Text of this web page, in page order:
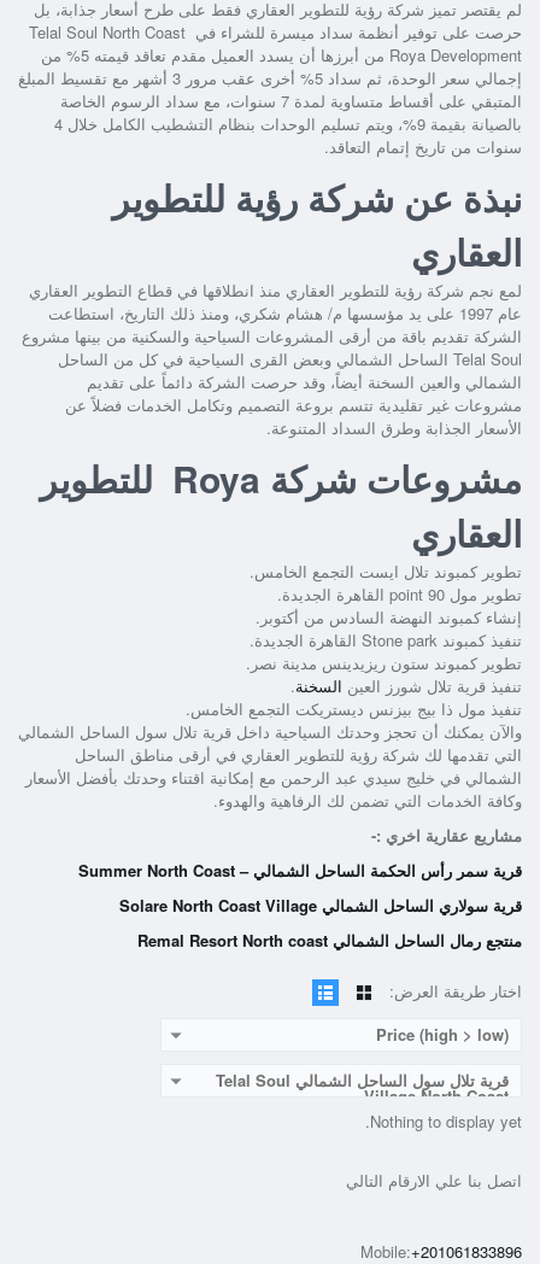
لم يقتصر تميز شركة رؤية للتطوير العقاري فقط على طرح أسعار جذابة، بل
حرصت على توفير أنظمة سداد ميسرة للشراء في Telal Soul North Coast
Roya Development
من أبرزها أن يسدد العميل مقدم تعاقد قيمته 5% من
إجمالي سعر الوحدة، ثم سداد 5% أخرى عقب مرور 3 أشهر مع تقسيط المبلغ
المتبقي على أقساط متساوية لمدة 7 سنوات، مع سداد الرسوم الخاصة
بالصيانة بقيمة 9%، ويتم تسليم الوحدات بنظام التشطيب الكامل خلال 4
سنوات من تاريخ إتمام التعاقد.
نبذة عن شركة رؤية للتطوير
العقاري
لمع نجم شركة رؤية للتطوير العقاري منذ انطلاقها في قطاع التطوير العقاري
عام 1997 على يد مؤسسها م/ هشام شكري، ومنذ ذلك التاريخ، استطاعت
الشركة تقديم باقة من أرقى المشروعات السياحية والسكنية من بينها مشروع
Telal Soul الساحل الشمالي
وبعض القرى السياحية في كل من الساحل
الشمالي والعين السخنة أيضاً، وقد حرصت الشركة دائماً على تقديم
مشروعات غير تقليدية تتسم بروعة التصميم وتكامل الخدمات فضلاً عن
الأسعار الجذابة وطرق السداد المتنوعة.
مشروعات شركة Roya للتطوير
العقاري
تطوير كمبوند تلال ايست التجمع الخامس.
تطوير مول point 90 القاهرة الجديدة.
إنشاء كمبوند النهضة السادس من أكتوبر.
تنفيذ كمبوند Stone park القاهرة الجديدة.
تطوير كمبوند ستون ريزيدينس مدينة نصر.
تنفيذ قرية تلال شورز العين السخنة.
تنفيذ مول ذا بيج بيزنس ديستريكت التجمع الخامس.
والآن يمكنك أن تحجز وحدتك السياحية داخل قرية تلال سول الساحل الشمالي
التي تقدمها لك شركة رؤية للتطوير العقاري في أرقى مناطق الساحل
الشمالي في خليج سيدي عبد الرحمن مع إمكانية اقتناء وحدتك بأفضل الأسعار
وكافة الخدمات التي تضمن لك الرفاهية والهدوء.
مشاريع عقارية اخري :-
قرية سمر رأس الحكمة الساحل الشمالي – Summer North Coast
قرية سولاري الساحل الشمالي Solare North Coast Village
منتجع رمال الساحل الشمالي Remal Resort North coast
اختار طريقة العرض:
Price (high > low)
قرية تلال سول الساحل الشمالي Telal Soul
Village North Coast
Nothing to display yet.
اتصل بنا علي الارقام التالي
Mobile:+201061833896